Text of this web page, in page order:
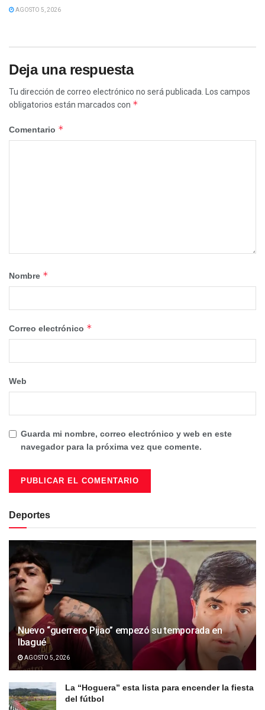
AGOSTO 5, 2026
Deja una respuesta
Tu dirección de correo electrónico no será publicada.
Los campos
obligatorios están marcados con *
Comentario *
Nombre *
Correo electrónico *
Web
Guarda mi nombre, correo electrónico y web en este
navegador para la próxima vez que comente.
Deportes
Nuevo “guerrero Pijao” empezó su temporada en
Ibagué
AGOSTO 5, 2026
La “Hoguera” esta lista para encender la fiesta
del fútbol